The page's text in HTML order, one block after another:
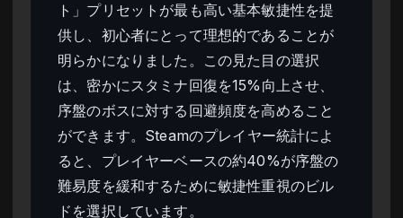
ト」プリセットが最も高い基本敏捷性を提
供し、初心者にとって理想的であることが
明らかになりました。この見た目の選択
は、密かにスタミナ回復を15%向上させ、
序盤のボスに対する回避頻度を高めること
ができます。Steamのプレイヤー統計によ
ると、プレイヤーベースの約40%が序盤の
難易度を緩和するために敏捷性重視のビル
ドを選択しています。